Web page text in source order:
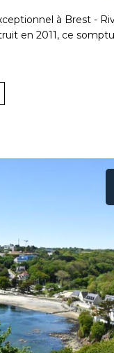
à Brest -
en 2011, ce